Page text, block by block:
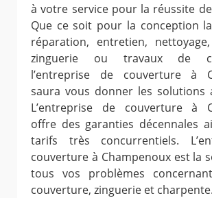
à votre service pour la réussite
Que ce soit pour la conception
réparation, entretien,
zinguerie ou travaux de
l’entreprise de couverture à
saura vous donner les solutions
L’entreprise de couverture à
offre des garanties décennales
tarifs très concurrentiels.
couverture à Champenoux est la
tous vos problèmes
couverture, zinguerie et charpente.